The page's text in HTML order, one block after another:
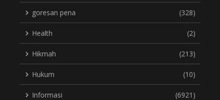
goresan pena (328)
Health (2)
Hikmah (213)
Hukum (10)
Informasi (6921)